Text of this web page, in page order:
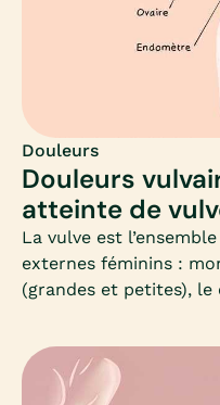
Douleurs
Douleurs
atteinte de
La vulve est
externes féminins :
(grandes et petites),
sur ces parties
douleur chronique ou